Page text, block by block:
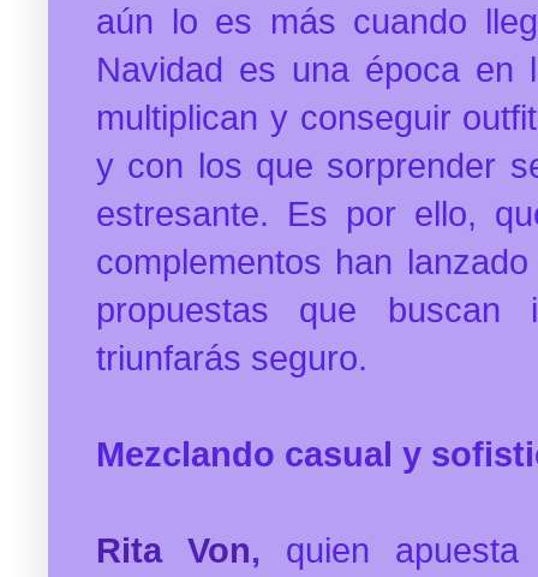
aún lo es más cuando
Navidad es una época en
multiplican y conseguir
y con los que sorprender
estresante. Es por ello,
complementos han
propuestas que
triunfarás seguro.
Mezclando casual y
Rita Von, quien